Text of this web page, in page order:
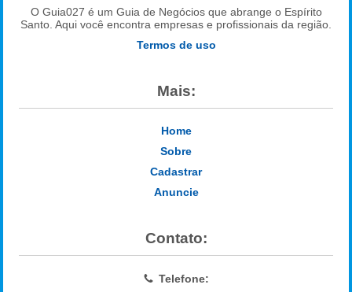
O Guia027 é um Guia de Negócios que abrange o Espírito
Santo. Aqui você encontra empresas e profissionais da região.
Termos de uso
Mais:
Home
Sobre
Cadastrar
Anuncie
Contato:
Telefone: